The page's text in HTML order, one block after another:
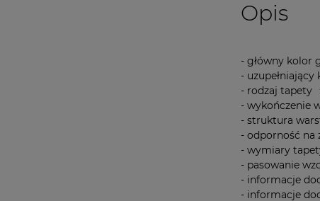
Opis
- główny
-
- rodzaj
- wykończenie
- struktura
- odporność
- wymiary
- pasowanie
- informacje
- informacje